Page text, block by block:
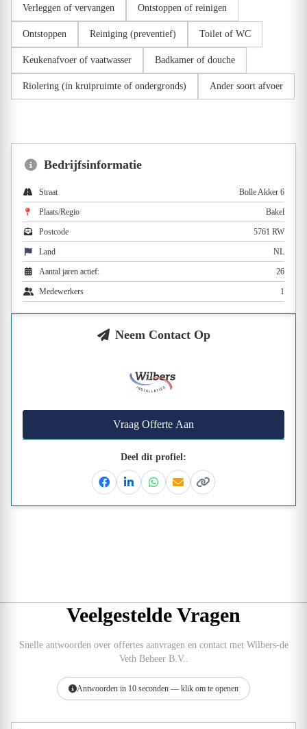
Verleggen of vervangen Ontstoppen of reinigen
Ontstoppen Reiniging (preventief) Toilet of WC
Keukenafvoer of vaatwasser Badkamer of douche
Riolering (in kruipruimte of ondergronds) Ander soort afvoer
Bedrijfsinformatie
Straat Bolle Akker 6
Plaats/Regio Bakel
Postcode 5761 RW
Land NL
Aantal jaren actief: 26
Medewerkers 1
Neem Contact Op
Vraag Offerte Aan
Deel dit profiel:
FacebookLinkedinWhatsapp
EmailKopieer link
Veelgestelde Vragen
Snelle antwoorden over offertes aanvragen en contact met Wilbers-de
Veth Beheer B.V..
Antwoorden in 10 seconden — klik om te openen